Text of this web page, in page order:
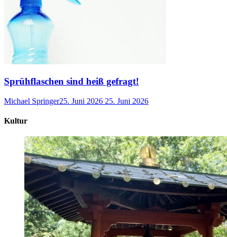
Sprühflaschen sind heiß gefragt!
Michael Springer25. Juni 2026 25. Juni 2026
Kultur